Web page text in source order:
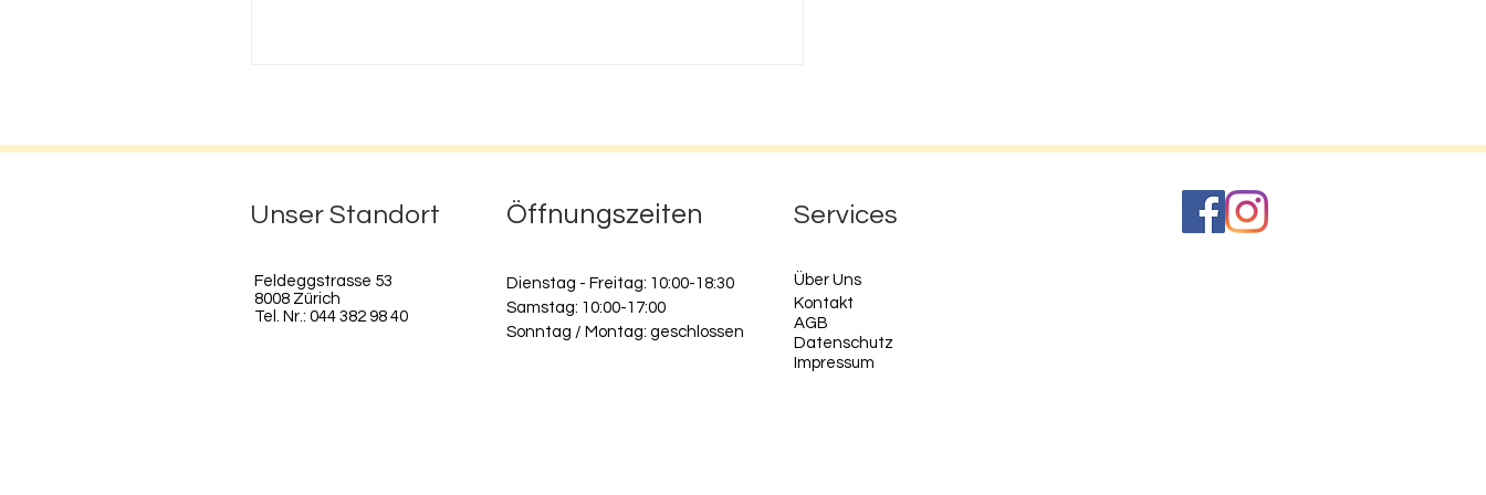
Unser Standort Öffnungszeiten Services
Feldeggstrasse 53
8008 Zürich
Tel. Nr.: 044 382 98 40
Dienstag - Freitag: 10:00-18:30
Samstag: 10:00-17:00
Sonntag / Montag: geschlossen
Ü ber Uns
Kontakt
AGB
Datenschutz
Impressum